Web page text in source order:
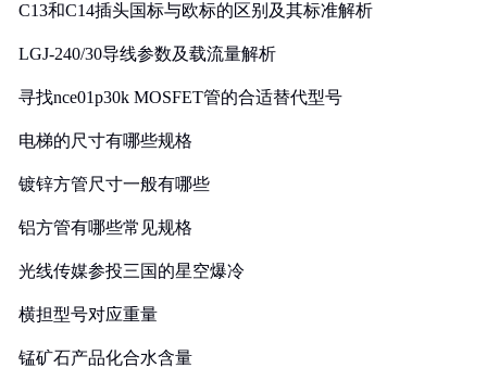
C13和C14插头国标与欧标的区别及其标准解析
LGJ-240/30导线参数及载流量解析
寻找nce01p30k MOSFET管的合适替代型号
电梯的尺寸有哪些规格
镀锌方管尺寸一般有哪些
铝方管有哪些常见规格
光线传媒参投三国的星空爆冷
横担型号对应重量
锰矿石产品化合水含量